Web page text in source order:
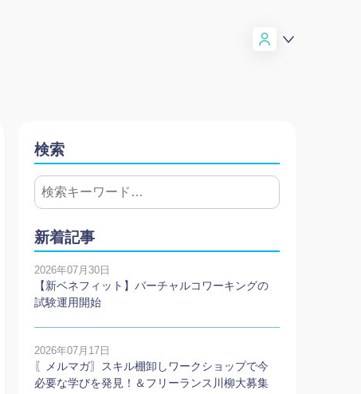
検索
新着記事
2026年07月30日
【新ベネフィット】バーチャルコワーキングの
試験運用開始
2026年07月17日
〖メルマガ〗スキル棚卸しワークショップで今
必要な学びを発見！＆フリーランス川柳大募集